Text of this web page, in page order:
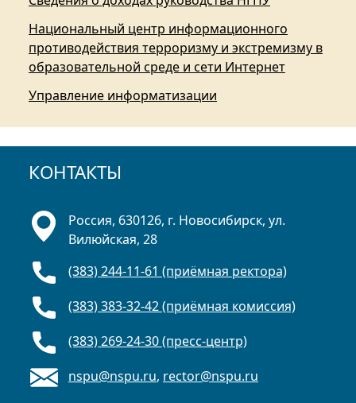
Национальный центр информационного
противодействия терроризму и экстремизму в
образовательной среде и сети Интернет
Управление информатизации
КОНТАКТЫ
Россия, 630126, г. Новосибирск, ул.
Вилюйская, 28
(383) 244-11-61 (приёмная ректора)
(383) 383-32-42 (приёмная комиссия)
(383) 269-24-30 (пресс-центр)
nspu@nspu.ru, rector@nspu.ru